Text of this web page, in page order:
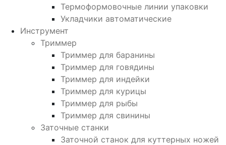
Термоформовочные линии упаковки
Укладчики автоматические
Инструмент
Триммер
Триммер для баранины
Триммер для говядины
Триммер для индейки
Триммер для курицы
Триммер для рыбы
Триммер для свинины
Заточные станки
Заточной станок для куттерных ножей